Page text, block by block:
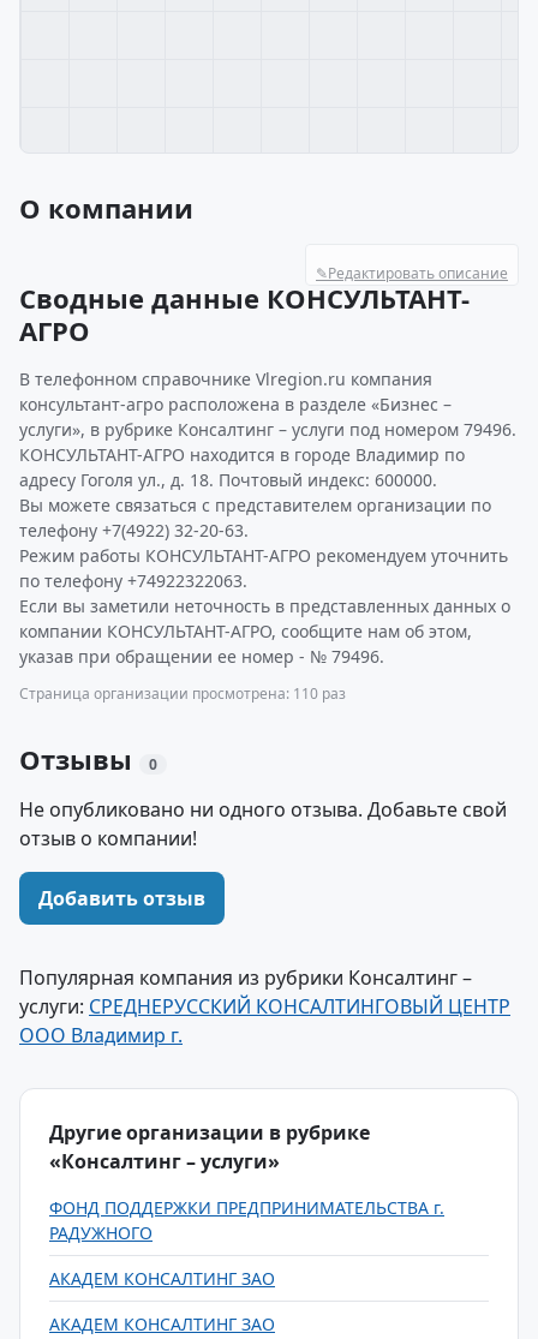
О компании
✎Редактировать описание
Сводные данные КОНСУЛЬТАНТ-
АГРО
В телефонном справочнике Vlregion.ru компания
консультант-агро расположена в разделе «Бизнес –
услуги», в рубрике Консалтинг – услуги под номером 79496.
КОНСУЛЬТАНТ-АГРО находится в городе Владимир по
адресу Гоголя ул., д. 18. Почтовый индекс: 600000.
Вы можете связаться с представителем организации по
телефону +7(4922) 32-20-63.
Режим работы КОНСУЛЬТАНТ-АГРО рекомендуем уточнить
по телефону +74922322063.
Если вы заметили неточность в представленных данных о
компании КОНСУЛЬТАНТ-АГРО, сообщите нам об этом,
указав при обращении ее номер - № 79496.
Страница организации просмотрена: 110 раз
Отзывы 0
Не опубликовано ни одного отзыва. Добавьте свой
отзыв о компании!
Добавить отзыв
Популярная компания из рубрики Консалтинг –
услуги: СРЕДНЕРУССКИЙ КОНСАЛТИНГОВЫЙ ЦЕНТР
ООО Владимир г.
Другие организации в рубрике
«Консалтинг – услуги»
ФОНД ПОДДЕРЖКИ ПРЕДПРИНИМАТЕЛЬСТВА г.
РАДУЖНОГО
АКАДЕМ КОНСАЛТИНГ ЗАО
АКАДЕМ КОНСАЛТИНГ ЗАО